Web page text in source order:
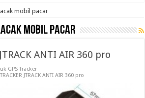
mobil pacar
mobil pacar
ANTI AIR 360 pro
GPS Tracker
JTRACK ANTI AIR 360 pro